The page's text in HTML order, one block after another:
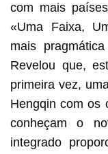
com mais
«Uma Faixa,
mais
Revelou que,
primeira vez,
Hengqin com os
conheçam o
integrado